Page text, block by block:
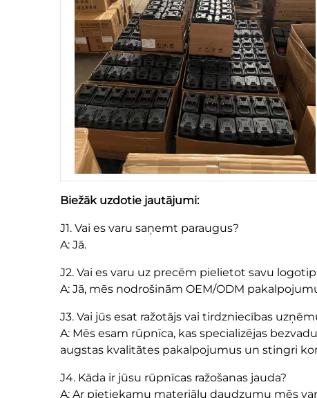
Biežāk uzdotie jautājumi:
J1. Vai es varu saņemt paraugus?
A: Jā.
J2. Vai es varu uz precēm pielietot savu
A: Jā, mēs nodrošinām OEM/ODM
J3. Vai jūs esat ražotājs vai tirdzniecības
A: Mēs esam rūpnīca, kas specializējas
augstas kvalitātes pakalpojumus un stingri
J4. Kāda ir jūsu rūpnīcas ražošanas jauda?
A: Ar pietiekamu materiālu daudzumu mēs